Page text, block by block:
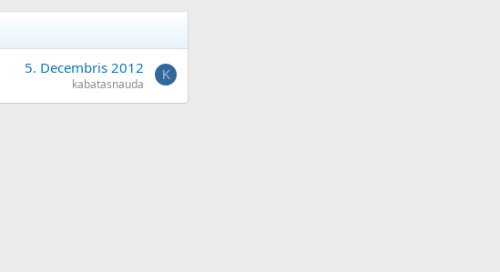
5. Decembris 2012
kabatasnauda
K